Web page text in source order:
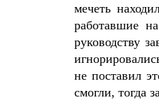
мечеть
работавшие
руководству
не поставил
смогли, тогда